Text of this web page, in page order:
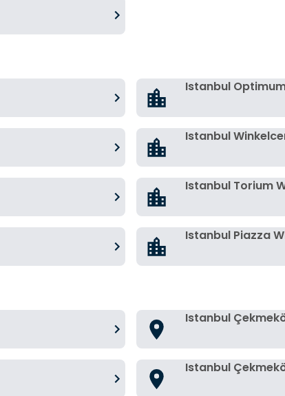
Istanbul
Istanbul
Istanbul Torium
Istanbul Piazza
Istanbul
Istanbul